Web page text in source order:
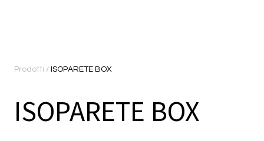
Prodotti / ISOPARETE BOX
ISOPARETE BOX